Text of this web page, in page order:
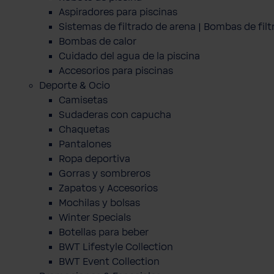
Aspiradores para piscinas
Sistemas de filtrado de arena | Bombas de
Bombas de calor
Cuidado del agua de la piscina
Accesorios para piscinas
Deporte & Ocio
Camisetas
Sudaderas con capucha
Chaquetas
Pantalones
Ropa deportiva
Gorras y sombreros
Zapatos y Accesorios
Mochilas y bolsas
Winter Specials
Botellas para beber
BWT Lifestyle Collection
BWT Event Collection